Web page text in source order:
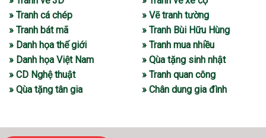
» Tranh cá chép
» Tranh bát mã
» Danh họa thế giới
» Danh họa Việt Nam
» CD Nghệ thuật
» Qùa tặng tân gia
» Vẽ tranh tường
» Tranh Bùi Hữu Hùng
» Tranh mua nhiều
» Qùa tặng sinh nhật
» Tranh quan công
» Chân dung gia đình